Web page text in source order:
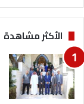
ل
س
ا
م
ن
ا
ء
ا
الأكثر مشاهدة